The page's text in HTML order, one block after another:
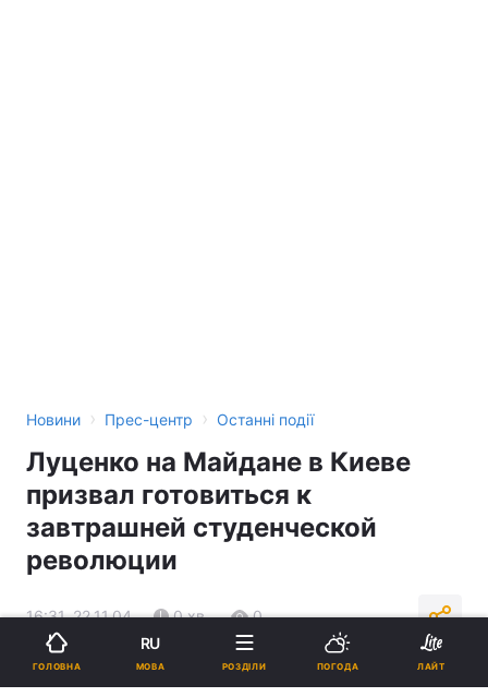
Новини › Прес-центр › Останні події
Луценко на Майдане в Киеве
призвал готовиться к
завтрашней студенческой
революции
16:31, 22.11.04 0 хв. 0
Підпишіться на нас в Google
ГОЛОВНА
RU
МОВА РОЗДІЛИ ПОГОДА ЛАЙТ